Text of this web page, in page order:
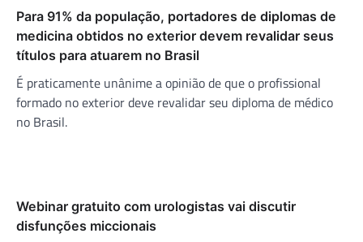
Para 91% da população, portadores de diplomas de
medicina obtidos no exterior devem revalidar seus
títulos para atuarem no Brasil
É praticamente unânime a opinião de que o profissional
formado no exterior deve revalidar seu diploma de médico
no Brasil.
Webinar gratuito com urologistas vai discutir
disfunções miccionais